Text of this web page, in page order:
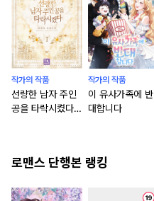
작가의 작품
선량한 남자 주인
공을 타락시켰다
작가의 작품
이 유사가족에 반
대합니다
로맨스 단행본 랭킹